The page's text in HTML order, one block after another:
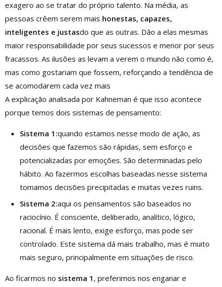
exagero ao se tratar do próprio talento. Na média, as
pessoas crêem serem mais honestas, capazes,
inteligentes e justasdo que as outras. Dão a elas mesmas
maior responsabilidade por seus sucessos e menor por seus
fracassos. As ilusões as levam a verem o mundo não como é,
mas como gostariam que fossem, reforçando a tendência de
se acomodarem cada vez mais
A explicação analisada por Kahneman é que isso acontece
porque temos dois sistemas de pensamento:
Sistema 1:quando estamos nesse modo de ação, as
decisões que fazemos são rápidas, sem esforço e
potencializadas por emoções. São determinadas pelo
hábito. Ao fazermos escolhas baseadas nesse sistema
tomamos decisões precipitadas e muitas vezes ruins.
Sistema 2:aqui os pensamentos são baseados no
raciocínio. É consciente, deliberado, analítico, lógico,
racional. É mais lento, exige esforço, mas pode ser
controlado. Este sistema dá mais trabalho, mas é muito
mais seguro, principalmente em situações de risco.
Ao ficarmos no sistema 1 , preferimos nos enganar e